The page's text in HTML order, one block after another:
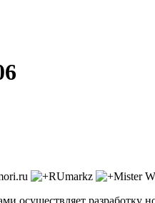
осуществляет разработку